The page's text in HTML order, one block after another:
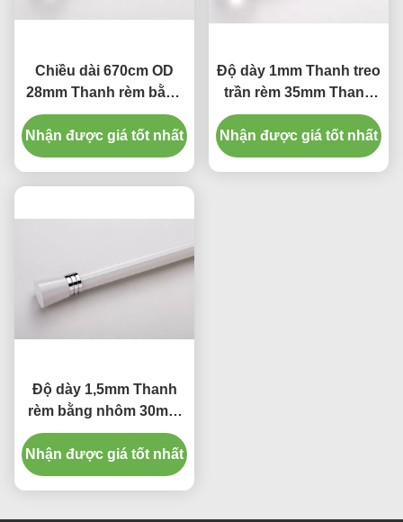
Chiều dài 670cm OD
28mm Thanh rèm bằng
nhôm Thanh rèm tắm
Nhận được giá tốt nhất
Độ dày 1mm Thanh treo
trần rèm 35mm Thanh
treo rèm nặng
Nhận được giá tốt nhất
Độ dày 1,5mm Thanh
rèm bằng nhôm 30mm
Bề mặt mạ cực E
Nhận được giá tốt nhất